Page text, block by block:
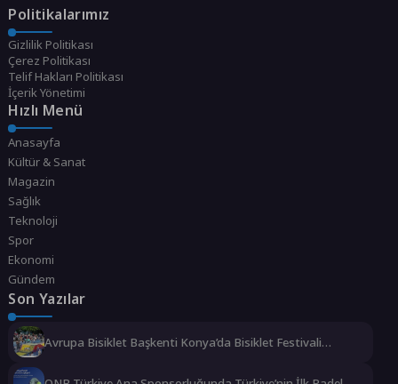
Politikalarımız
Gizlilik Politikası
Çerez Politikası
Telif Hakları Politikası
İçerik Yönetimi
Hızlı Menü
Anasayfa
Kültür & Sanat
Magazin
Sağlık
Teknoloji
Spor
Ekonomi
Gündem
Son Yazılar
Avrupa Bisiklet Başkenti Konya’da Bisiklet Festivali